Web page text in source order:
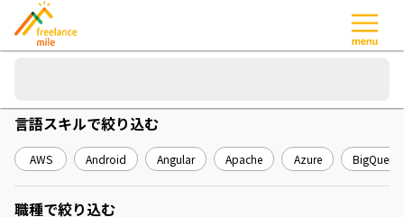
言語スキルで絞り込む
AWS Android Angular Apache Azure BigQuery
職種で絞り込む